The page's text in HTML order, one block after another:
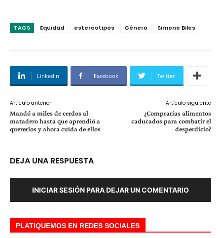
TAGS Equidad estereotipos Género Simone Biles
Linkedin Facebook Twitter
Artículo anterior
Mandó a miles de cerdos al
matadero hasta que aprendió a
quererlos y ahora cuida de ellos
Artículo siguiente
¿Comprarías alimentos
caducados para combatir el
desperdicio?
DEJA UNA RESPUESTA
INICIAR SESIÓN PARA DEJAR UN COMENTARIO
PLATIQUEMOS EN REDES SOCIALES